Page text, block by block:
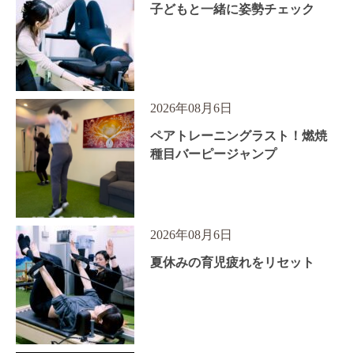
子どもと一緒に姿勢チェック
2026年08月6日
ペアトレーニングラスト！燃焼
種目バーピージャンプ
2026年08月6日
夏休みの育児疲れをリセット